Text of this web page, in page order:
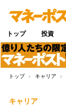
トップ 投資
トップ キャリア
キャリア